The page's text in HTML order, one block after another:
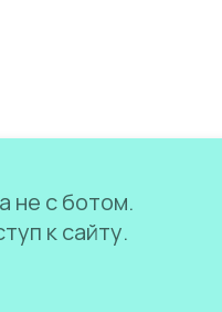
не с ботом.
к сайту.